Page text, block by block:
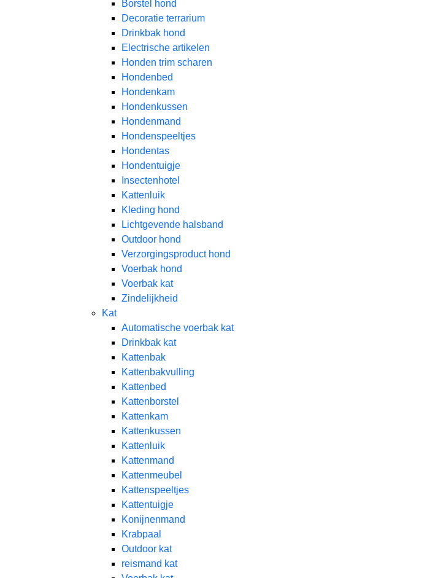
Borstel hond
Decoratie terrarium
Drinkbak hond
Electrische artikelen
Honden trim scharen
Hondenbed
Hondenkam
Hondenkussen
Hondenmand
Hondenspeeltjes
Hondentas
Hondentuigje
Insectenhotel
Kattenluik
Kleding hond
Lichtgevende halsband
Outdoor hond
Verzorgingsproduct hond
Voerbak hond
Voerbak kat
Zindelijkheid
Kat
Automatische voerbak kat
Drinkbak kat
Kattenbak
Kattenbakvulling
Kattenbed
Kattenborstel
Kattenkam
Kattenkussen
Kattenluik
Kattenmand
Kattenmeubel
Kattenspeeltjes
Kattentuigje
Konijnenmand
Krabpaal​
Outdoor kat
reismand kat​